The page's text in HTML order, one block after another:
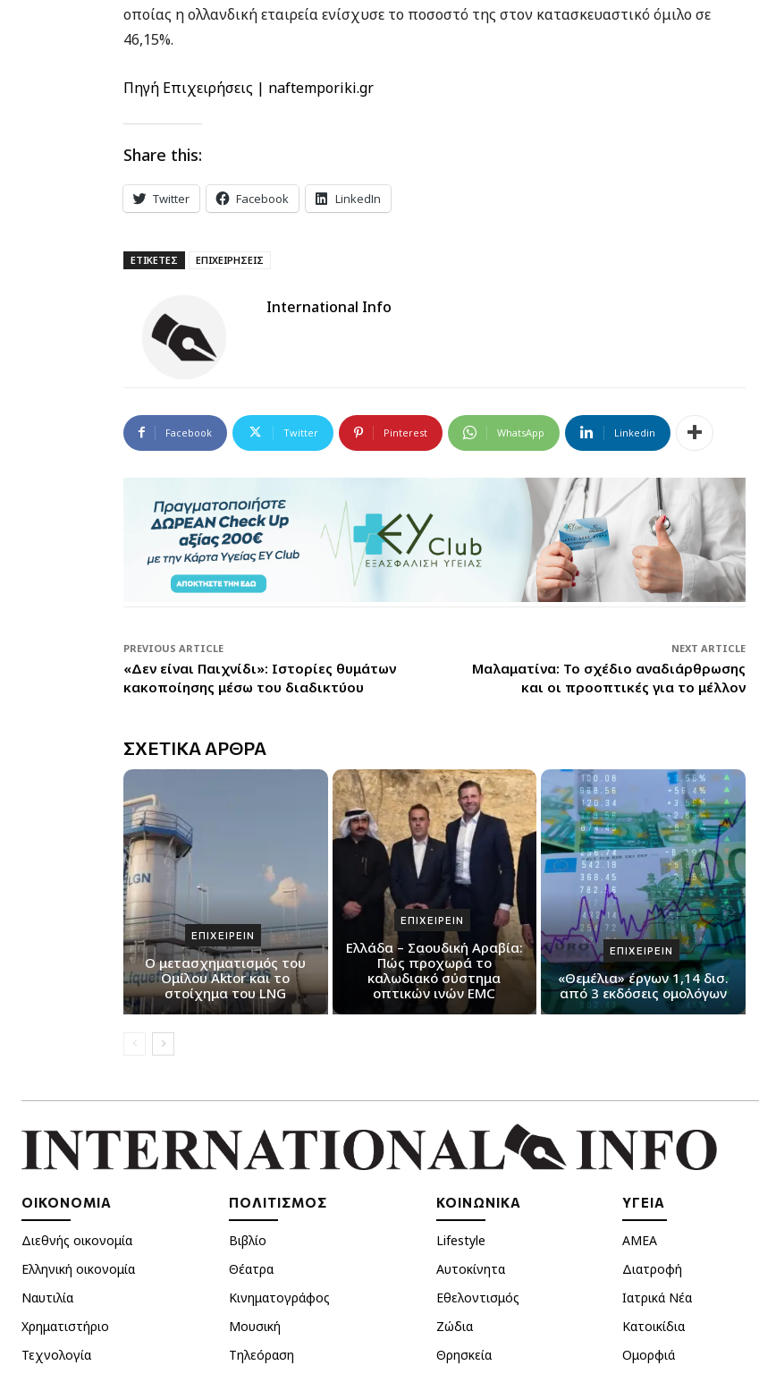
οποίας η ολλανδική εταιρεία ενίσχυσε το ποσοστό της στον κατασκευαστικό όμιλο σε
46,15%.
Πηγή Επιχειρήσεις | naftemporiki.gr
Share this:
Twitter Facebook LinkedIn
ΕΤΙΚΕΤΕΣ ΕΠΙΧΕΙΡΗΣΕΙΣ
International Info
Facebook Twitter Pinterest WhatsApp Linkedin
PREVIOUS ARTICLE
«Δεν είναι Παιχνίδι»: Ιστορίες θυμάτων
κακοποίησης μέσω του διαδικτύου
NEXT ARTICLE
Μαλαματίνα: Το σχέδιο αναδιάρθρωσης
και οι προοπτικές για το μέλλον
ΣΧΕΤΙΚΑ ΑΡΘΡΑ
ΕΠΙΧΕΙΡΕΙΝ
Ο μετασχηματισμός του
Ομίλου Aktor και το
στοίχημα του LNG
ΕΠΙΧΕΙΡΕΙΝ
Ελλάδα – Σαουδική Αραβία:
Πώς προχωρά το
καλωδιακό σύστημα
οπτικών ινών EMC
ΕΠΙΧΕΙΡΕΙΝ
«Θεμέλια» έργων 1,14 δισ.
από 3 εκδόσεις ομολόγων
ΟΙΚΟΝΟΜΙΑ
Διεθνής οικονομία
Ελληνική οικονομία
Ναυτιλία
Χρηματιστήριο
Τεχνολογία
ΠΟΛΙΤΙΣΜΟΣ
Βιβλίο
Θέατρα
Κινηματογράφος
Μουσική
Τηλεόραση
ΚΟΙΝΩΝΙΚΑ
Lifestyle
Αυτοκίνητα
Εθελοντισμός
Ζώδια
Θρησκεία
ΥΓΕΙΑ
ΑΜΕΑ
Διατροφή
Ιατρικά Νέα
Κατοικίδια
Ομορφιά